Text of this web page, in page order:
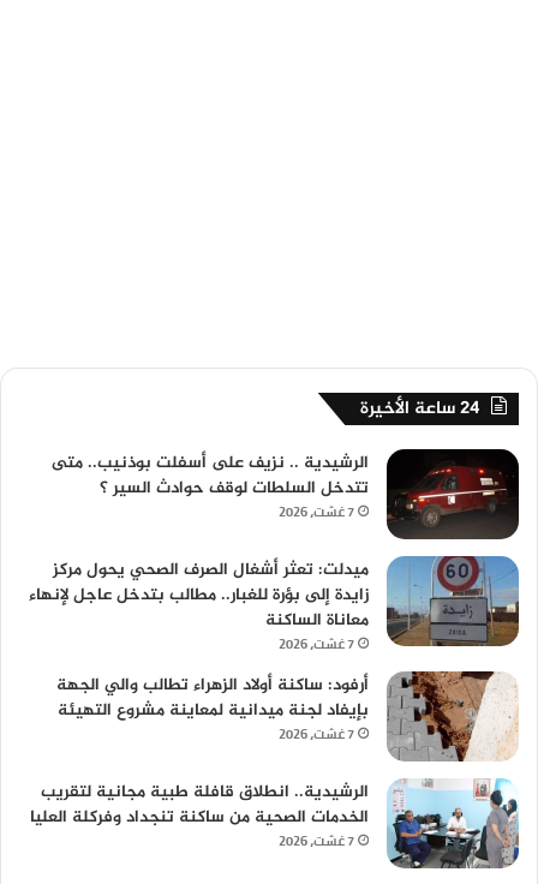
24 ساعة الأخيرة
الرشيدية .. نزيف على أسفلت بوذنيب.. متى
تتدخل السلطات لوقف حوادث السير ؟
7 غشت، 2026
ميدلت: تعثر أشغال الصرف الصحي يحول مركز
زايدة إلى بؤرة للغبار.. مطالب بتدخل عاجل لإنهاء
معاناة الساكنة
7 غشت، 2026
أرفود: ساكنة أولاد الزهراء تطالب والي الجهة
بإيفاد لجنة ميدانية لمعاينة مشروع التهيئة
7 غشت، 2026
الرشيدية.. انطلاق قافلة طبية مجانية لتقريب
الخدمات الصحية من ساكنة تنجداد وفركلة العليا
7 غشت، 2026